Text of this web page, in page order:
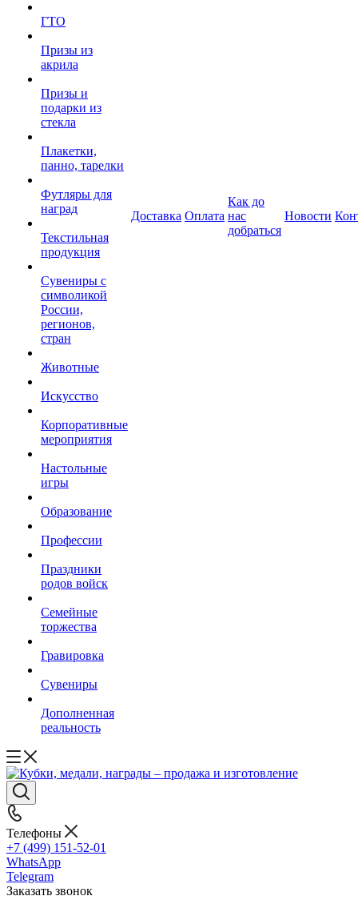
ГТО
Призы из
акрила
Призы и
подарки из
стекла
Плакетки,
панно, тарелки
Футляры для
наград
Текстильная
продукция
Сувениры с
символикой
России,
регионов,
стран
Животные
Искусство
Корпоративные
мероприятия
Настольные
игры
Образование
Профессии
Праздники
родов войск
Семейные
торжества
Гравировка
Сувениры
Дополненная
реальность
Доставка Оплата
Как до
нас
добраться
Новости
Телефоны
+7 (499) 151-52-01
WhatsApp
Telegram
Заказать звонок